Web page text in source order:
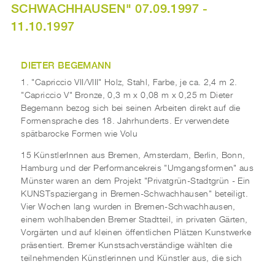
SCHWACHHAUSEN" 07.09.1997 -
11.10.1997
DIETER BEGEMANN
1. "Capriccio VII/VIII" Holz, Stahl, Farbe, je ca. 2,4 m 2.
"Capriccio V" Bronze, 0,3 m x 0,08 m x 0,25 m Dieter
Begemann bezog sich bei seinen Arbeiten direkt auf die
Formensprache des 18. Jahrhunderts. Er verwendete
spätbarocke Formen wie Volu
15 KünstlerInnen aus Bremen, Amsterdam, Berlin, Bonn,
Hamburg und der Performancekreis "Umgangsformen" aus
Münster waren an dem Projekt "Privatgrün-Stadtgrün - Ein
KUNSTspaziergang in Bremen-Schwachhausen" beteiligt.
Vier Wochen lang wurden in Bremen-Schwachhausen,
einem wohlhabenden Bremer Stadtteil, in privaten Gärten,
Vorgärten und auf kleinen öffentlichen Plätzen Kunstwerke
präsentiert. Bremer Kunstsachverständige wählten die
teilnehmenden Künstlerinnen und Künstler aus, die sich